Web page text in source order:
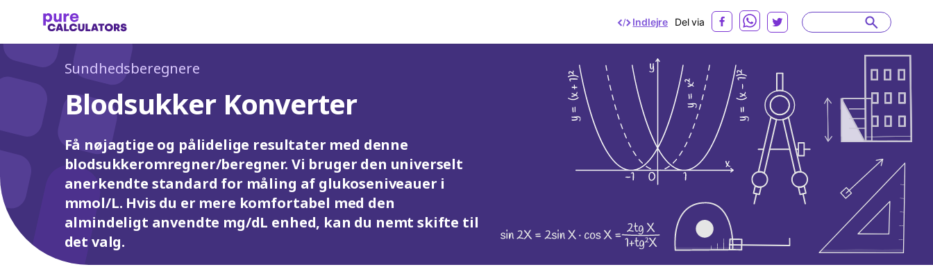
Indlejre Del via
Sundhedsberegnere
Blodsukker Konverter
Få nøjagtige og pålidelige resultater med denne
blodsukkeromregner/beregner. Vi bruger den universelt
anerkendte standard for måling af glukoseniveauer i
mmol/L. Hvis du er mere komfortabel med den
almindeligt anvendte mg/dL enhed, kan du nemt skifte til
det valg.